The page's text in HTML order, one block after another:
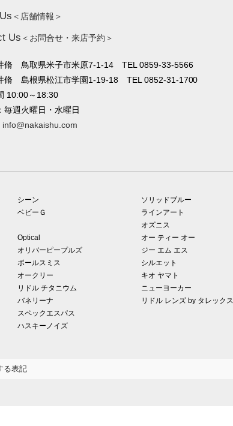
＜店舗情報＞
Us ＜お問合せ・来店予約＞
脩 鳥取県米子市米原7-1-14 TEL 0859-33-5566
脩 島根県松江市学園1-19-18 TEL 0852-31-1700
10:00～18:30
毎週火曜日・水曜日
info@nakaishu.com
シーン
ベビーＧ
Optical
オリバーピープルズ
ポールスミス
オークリー
リドル チタニウム
バネリーナ
スペックエスパス
ハスキーノイズ
ソリッドブルー
ラインアート
オズニス
オー ティー オー
ジー エム エス
シルエット
キオ ヤマト
ニューヨーカー
リドル レンズ by タレックス
る表記